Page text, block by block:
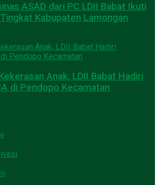
ASAD dari PC LDII Babat Ikuti
Kabupaten Lamongan
Anak, LDII Babat Hadiri
di Pendopo Kecamatan